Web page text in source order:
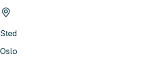
Sted
Oslo